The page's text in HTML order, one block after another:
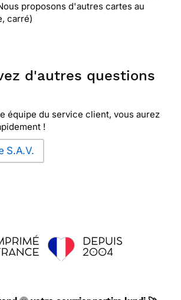
proposons d'autres cartes au
carré)
d'autres questions
équipe du service client, vous aurez
!
S.A.V.